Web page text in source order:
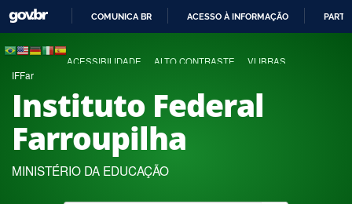
COMUNICA BR ACESSO À INFORMAÇÃO
ACESSIBILIDADE ALTO CONTRASTE VLIBRAS
IFFar
Instituto Federal
Farroupilha
MINISTÉRIO DA EDUCAÇÃO